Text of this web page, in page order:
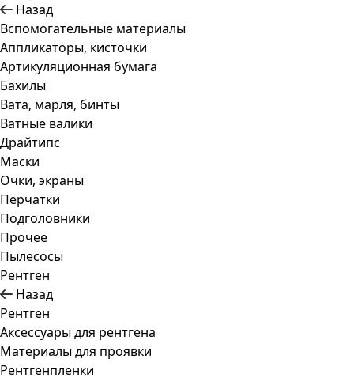
Назад
Вспомогательные материалы
Аппликаторы, кисточки
Артикуляционная бумага
Бахилы
Вата, марля, бинты
Ватные валики
Драйтипс
Маски
Очки, экраны
Перчатки
Подголовники
Прочее
Пылесосы
Рентген
Назад
Рентген
Аксессуары для рентгена
Материалы для проявки
Рентгенпленки